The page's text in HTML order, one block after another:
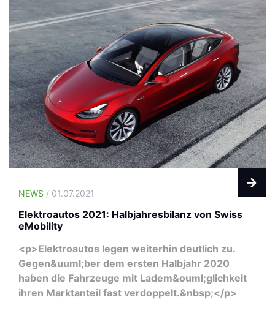
NEWS / 01.07.2021
Elektroautos 2021: Halbjahresbilanz von Swiss
eMobility
<p>Elektroautos legen weiterhin deutlich zu.
Gegen&uuml;ber dem ersten Halbjahr 2020
haben die Fahrzeuge mit Ladem&ouml;glichkeit
ihren Marktanteil fast verdoppelt.&nbsp;</p>